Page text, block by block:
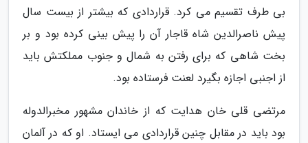
بی طرف تقسیم می کرد. قراردادی که بیشتر از بیست سال
پیش ناصرالدین شاه قاجار آن را پیش بینی کرده بود و بر
بخت شاهی که برای رفتن به شمال و جنوب مملکتش باید
از اجنبی اجازه بگیرد لعنت فرستاده بود.
مرتضی قلی خان هدایت که از خاندان مشهور مخبرالدوله
بود باید در مقابل چنین قراردادی می ایستاد. او که در آلمان